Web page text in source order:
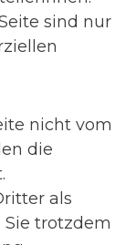
sind nur
nicht vom
die
als
trotzdem